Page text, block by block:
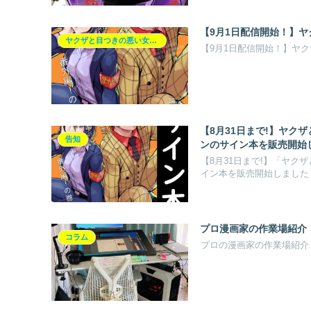
ヤクザと目つきの悪い女刑事の話【ヤク目】
【9月1日配信開始！】
【9月1日配信開始！】ヤ
告知
【8月31日まで!】ヤク
ンのサイン本を販売開始
【8月31日まで!】「ヤク
イン本を販売開始しました
コラム
プロ漫画家の作業場紹
プロの漫画家の作業場紹